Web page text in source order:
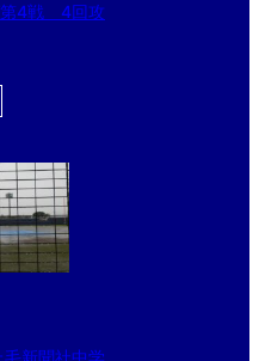
第4戦 4回攻